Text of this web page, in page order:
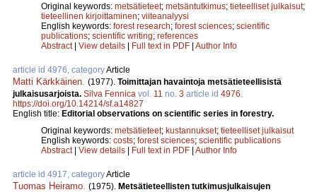
Original keywords: metsätieteet; metsäntutkimus; tieteelliset julkaisut;
tieteellinen kirjoittaminen; viiteanalyysi
English keywords: forest research; forest sciences; scientific
publications; scientific writing; references
Abstract| View details | Full text in PDF | Author Info
article id 4976, categoryArticle
Matti Kärkkäinen (1977). Toimittajan havaintoja metsätieteellisistä
julkaisusarjoista. Silva Fennica vol. 11 no. 3 article id 4976
https://doi.org/10.14214/sf.a14827
English title: Editorial observations on scientific series in forestry.
Original keywords: metsätieteet; kustannukset; tieteelliset julkaisut
English keywords: costs; forest sciences; scientific publications
Abstract| View details | Full text in PDF | Author Info
article id 4917, categoryArticle
Tuomas Heiramo (1975). Metsätieteellisten tutkimusjulkaisujen